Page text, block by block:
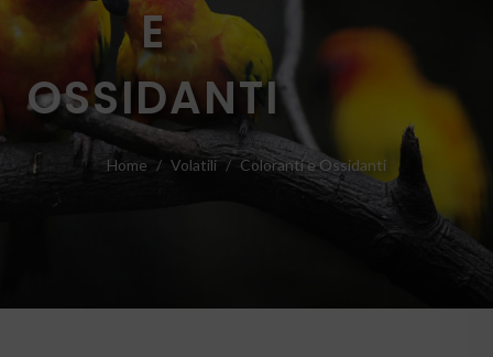
E
OSSIDANTI
Home Volatili Coloranti e Ossidanti